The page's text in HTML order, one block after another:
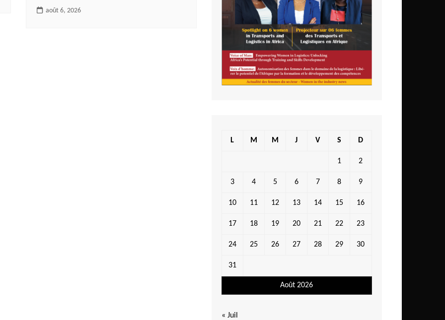
août 6, 2026
Août 2026
L M M J V S D
1 2
3 4 5 6 7 8 9
10 11 12 13 14 15 16
17 18 19 20 21 22 23
24 25 26 27 28 29 30
31
« Juil